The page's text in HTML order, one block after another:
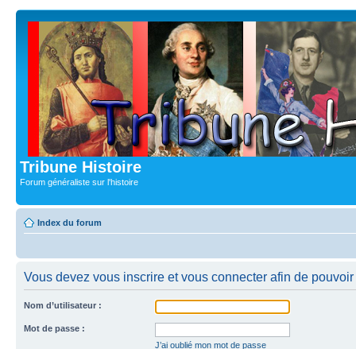
Tribune Histoire
Forum généraliste sur l'histoire
Index du forum
Vous devez vous inscrire et vous connecter afin de
Nom d’utilisateur :
Mot de passe :
J’ai oublié mon mot de passe